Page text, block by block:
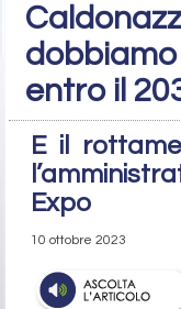
entro il
E il
Expo
10 ottobre 2023